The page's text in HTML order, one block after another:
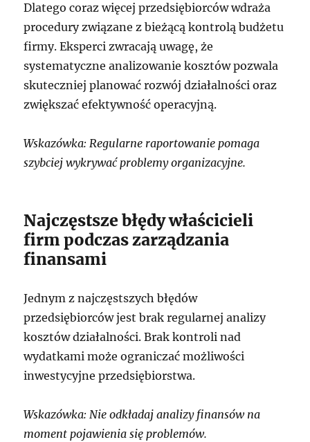
Dlatego coraz więcej przedsiębiorców wdraża
procedury związane z bieżącą kontrolą budżetu
firmy. Eksperci zwracają uwagę, że
systematyczne analizowanie kosztów pozwala
skuteczniej planować rozwój działalności oraz
zwiększać efektywność operacyjną.
Wskazówka: Regularne raportowanie pomaga
szybciej wykrywać problemy organizacyjne.
Najczęstsze błędy właścicieli
firm podczas zarządzania
finansami
Jednym z najczęstszych błędów
przedsiębiorców jest brak regularnej analizy
kosztów działalności. Brak kontroli nad
wydatkami może ograniczać możliwości
inwestycyjne przedsiębiorstwa.
Wskazówka: Nie odkładaj analizy finansów na
moment pojawienia się problemów.